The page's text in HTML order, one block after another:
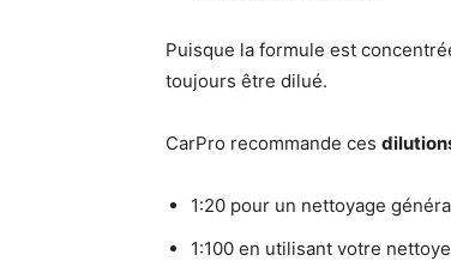
Puisque la formule est
toujours être dilué.
CarPro recommande ces
1:20 pour un nettoyage
1:100 en utilisant votre